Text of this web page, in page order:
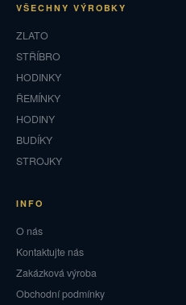
VŠECHNY VÝROBKY
ZLATO
STŘÍBRO
HODINKY
ŘEMÍNKY
HODINY
BUDÍKY
STROJKY
INFO
O nás
Kontaktujte nás
Zakázková výroba
Obchodní podmínky